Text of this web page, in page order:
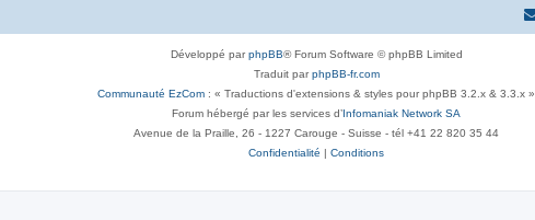
Développé parphpBB® Forum Software © phpBB Limited
Traduit parphpBB-fr.com
Communauté EzCom : « Traductions d'extensions & styles pour phpBB 3.2.x & 3.3.x »
Forum hébergé par les services d’Infomaniak Network SA
Avenue de la Praille, 26 - 1227 Carouge - Suisse - tél +41 22 820 35 44
Confidentialité | Conditions